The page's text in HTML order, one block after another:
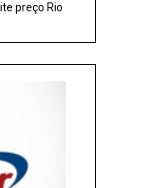
preço Rio